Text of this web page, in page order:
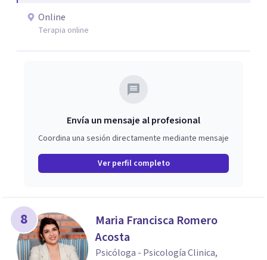
Online
Terapia online
Envía un mensaje al profesional
Coordina una sesión directamente mediante mensaje
Ver perfil completo
8
Maria Francisca Romero
Acosta
Psicóloga - Psicología Clinica,